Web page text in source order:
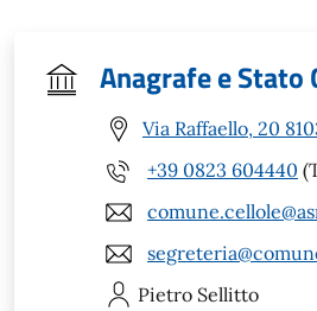
Anagrafe e Stato
Via Raffaello, 20
+39 0823 604440
Pietro Sellitto